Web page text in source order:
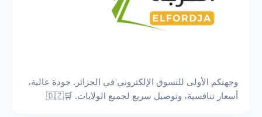
وجهتكم الأولى للتسوق الإلكتروني في الجزائر. جودة عالية،
أسعار تنافسية، وتوصيل سريع لجميع الولايات. 🛒🇩🇿